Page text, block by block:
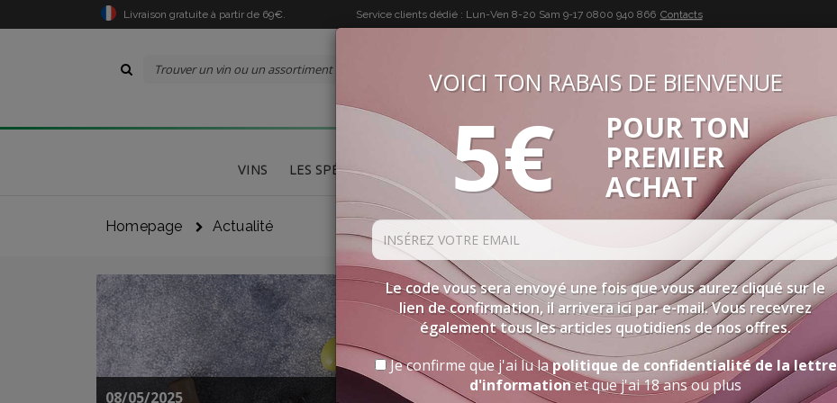
Livraison gratuite à partir de 69€. Service clients dédié : Lun-Ven 8-20 Sam 9-170800 940 866 Contacts
BUON VINO, BUONA VITA
VINS LES SPÉCIALITÉS SÉLECTIONS SPIRITUEUX ACCESSOIRES PROMOTIONS
Homepage Actualité
08/05/2025
VOICI TON RABAIS DE BIENVENUE
5€
POUR TON
PREMIER
ACHAT
Le code vous sera envoyé une fois que vous aurez cliqué sur le
lien de confirmation, il arrivera ici par e-mail. Vous recevrez
également tous les articles quotidiens de nos offres.
Je confirme que j'ai lu lapolitique de confidentialité de la lettre
d'informationet que j'ai 18 ans ou plus